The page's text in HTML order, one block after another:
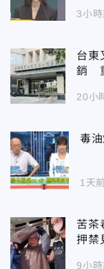
3小時
台東
銷
20小
毒
1天前
苦茶
押禁
9小時